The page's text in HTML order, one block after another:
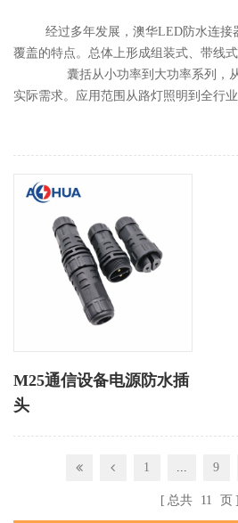
经过多年发展，澳华LED防水连接
覆盖的特点。总体上形成组装式、带线式
囊括从小功率到大功率系列，从2
实际需求。应用范围从路灯照明到全行业
M25通信设备电源防水插
头
1 9
总共 11 页